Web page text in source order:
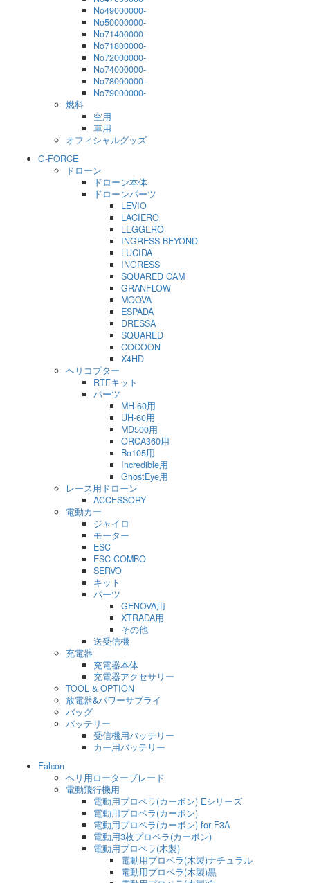
No49000000-
No50000000-
No71400000-
No71800000-
No72000000-
No74000000-
No78000000-
No79000000-
燃料
空用
車用
オフィシャルグッズ
G-FORCE
ドローン
ドローン本体
ドローンパーツ
LEVIO
LACIERO
LEGGERO
INGRESS BEYOND
LUCIDA
INGRESS
SQUARED CAM
GRANFLOW
MOOVA
ESPADA
DRESSA
SQUARED
COCOON
X4HD
ヘリコプター
RTFキット
パーツ
MH-60用
UH-60用
MD500用
ORCA360用
Bo105用
Incredible用
GhostEye用
レース用ドローン
ACCESSORY
電動カー
ジャイロ
モーター
ESC
ESC COMBO
SERVO
キット
パーツ
GENOVA用
XTRADA用
その他
送受信機
充電器
充電器本体
充電器アクセサリー
TOOL & OPTION
放電器&パワーサプライ
バッグ
バッテリー
受信機用バッテリー
カー用バッテリー
Falcon
ヘリ用ローターブレード
電動飛行機用
電動用プロペラ(カーボン) Eシリーズ
電動用プロペラ(カーボン)
電動用プロペラ(カーボン) for F3A
電動用3枚プロペラ(カーボン)
電動用プロペラ(木製)
電動用プロペラ(木製)ナチュラル
電動用プロペラ(木製)黒